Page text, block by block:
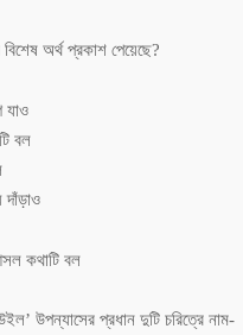
অর্থ প্রকাশ পেয়েছে?
যাও
বল
কথাটি বল
উপন্যাসের প্রধান দুটি চরিত্রে নাম-